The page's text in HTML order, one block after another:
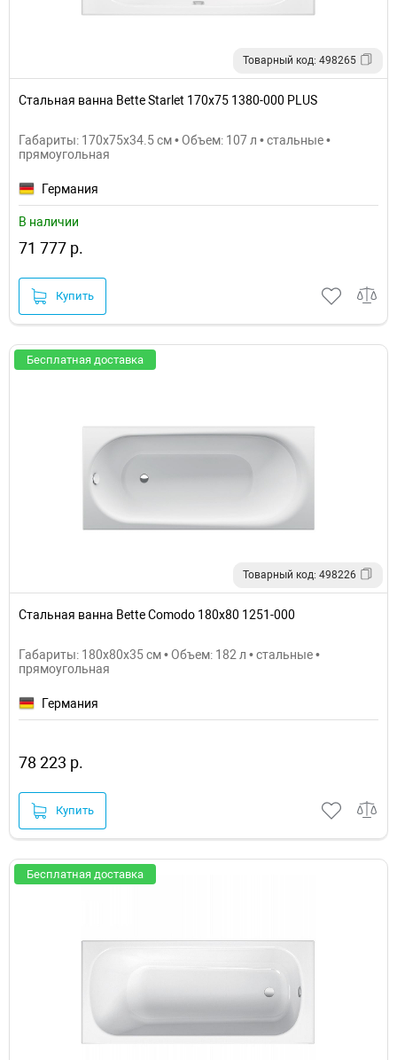
Товарный код: 498265
Стальная ванна Bette Starlet 170x75 1380-000 PLUS
Габариты: 170x75x34.5 см • Объем: 107 л • стальные •
прямоугольная
Германия
В наличии
71 777 р.
Купить
Бесплатная доставка
Товарный код: 498226
Стальная ванна Bette Comodo 180x80 1251-000
Габариты: 180x80x35 см • Объем: 182 л • стальные •
прямоугольная
Германия
78 223 р.
Купить
Бесплатная доставка